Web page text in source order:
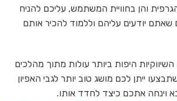
והן בחוויית המשתמש, עליכם להניח
יודעים עליהם וללמוד להכיר אותם
היפות ביותר עולות מתוך מהלכים
ייתן לכם מושג טוב יותר לגבי האפיון
וינחה אתכם כיצד לחדד אותו.